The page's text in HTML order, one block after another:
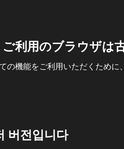
利用のブラウザは
の機能をご利用いただくために
버전입니다